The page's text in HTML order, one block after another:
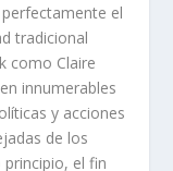
el
tradicional
como Claire
innumerables
y acciones
de los
el fin